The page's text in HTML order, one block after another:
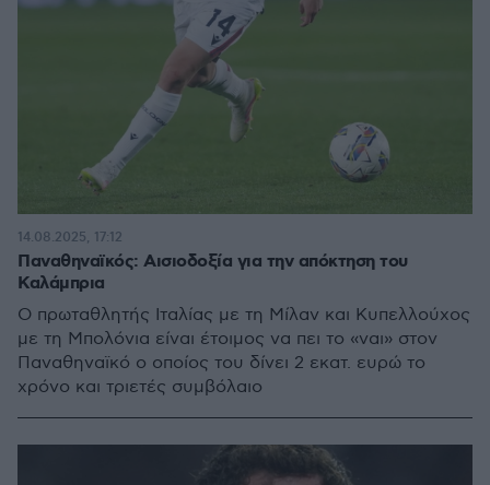
Παναθηναϊκός: Αισιοδοξία για την απόκτηση του
Καλάμπρια
Ο πρωταθλητής Ιταλίας με τη Μίλαν και Κυπελλούχος
με τη Μπολόνια είναι έτοιμος να πει το «ναι» στον
Παναθηναϊκό ο οποίος του δίνει 2 εκατ. ευρώ το
χρόνο και τριετές συμβόλαιο
14.08.2025, 17:12